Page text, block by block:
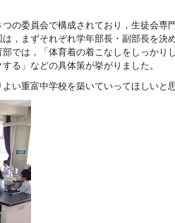
の委員会で構成されており，生徒会専
，まずそれぞれ学年部長・副部長を決
では，「体育着の着こなしをしっかり
る」などの具体策が挙がりました。
い重富中学校を築いていってほしいと思